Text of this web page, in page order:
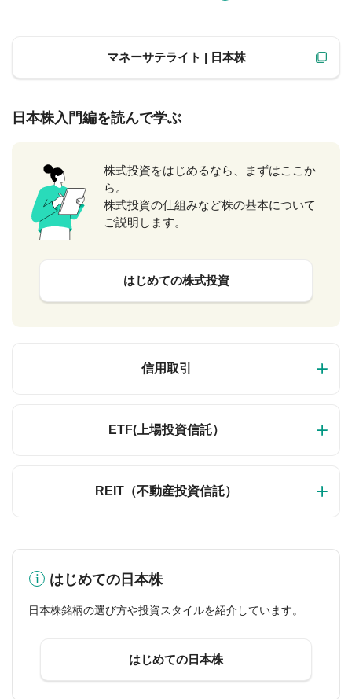
マネーサテライト | 日本株
日本株入門編を読んで学ぶ
株式投資をはじめるなら、まずはここか
ら。
株式投資の仕組みなど株の基本について
ご説明します。
はじめての株式投資
信用取引
ETF(上場投資信託）
REIT（不動産投資信託）
はじめての日本株
日本株銘柄の選び方や投資スタイルを紹介しています。
はじめての日本株